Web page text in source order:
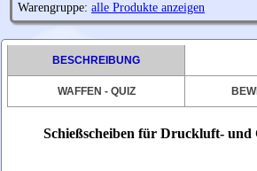
Warengruppe: alle Produkte anzeigen
BESCHREIBUNG
WAFFEN - QUIZ
Schießscheiben für Druckluft- und